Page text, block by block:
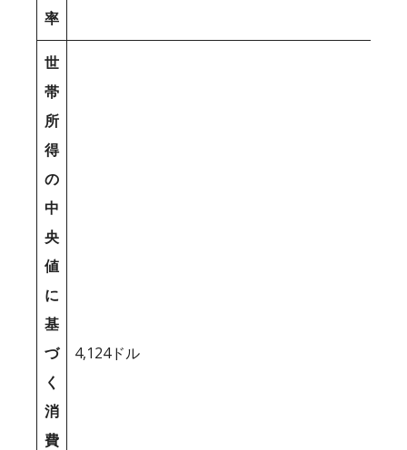
率
世
帯
所
得
の
中
央
値
に
基
づ
く
消
費
4,124ドル